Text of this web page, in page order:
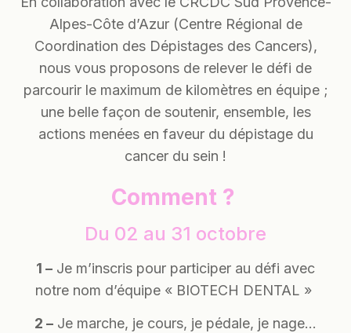
Alpes-Côte d’Azur (Centre Régional de
Coordination des Dépistages des Cancers),
nous vous proposons de relever le défi de
parcourir le maximum de kilomètres en équipe ;
une belle façon de soutenir, ensemble, les
actions menées en faveur du dépistage du
cancer du sein !
Comment ?
Du 02 au 31 octobre
1 – Je m’inscris pour participer au défi avec
notre nom d’équipe « BIOTECH DENTAL »
2 – Je marche, je cours, je pédale, je nage…